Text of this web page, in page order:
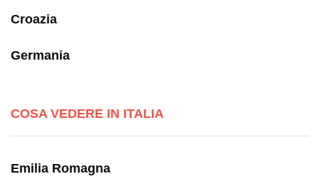
Croazia
Germania
COSA VEDERE IN ITALIA
Emilia Romagna